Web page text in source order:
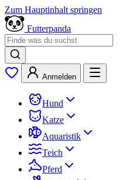
Zum Hauptinhalt springen
Futterpanda
Anmelden
Hund
Katze
Aquaristik
Teich
Pferd